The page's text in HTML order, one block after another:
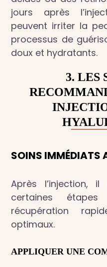
jours après
peuvent irriter la
processus de
doux et hydratants.
3. LES
SOINS IMMÉDIATS
Après l’injection,
certaines
récupération
optimaux.
APPLIQUER UNE